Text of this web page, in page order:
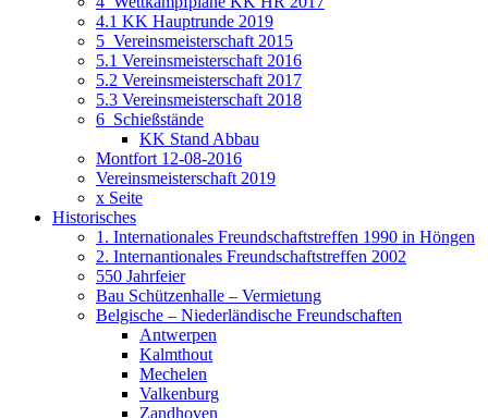
4.1 KK Hauptrunde 2019
5_Vereinsmeisterschaft 2015
5.1 Vereinsmeisterschaft 2016
5.2 Vereinsmeisterschaft 2017
5.3 Vereinsmeisterschaft 2018
6_Schießstände
KK Stand Abbau
Montfort 12-08-2016
Vereinsmeisterschaft 2019
x Seite
Historisches
1. Internationales Freundschaftstreffen 1990 in Höngen
2. Internantionales Freundschaftstreffen 2002
550 Jahrfeier
Bau Schützenhalle – Vermietung
Belgische – Niederländische Freundschaften
Antwerpen
Kalmthout
Mechelen
Valkenburg
Zandhoven